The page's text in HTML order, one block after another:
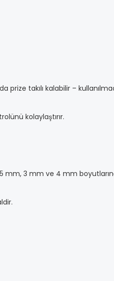
takılı kalabilir –
kolaylaştırır.
mm, 3 mm ve 4 mm